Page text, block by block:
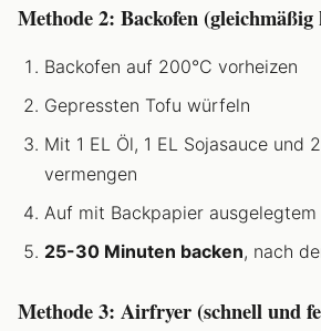
Methode 2: Backofen
Backofen auf 200°C vorheizen
Gepressten Tofu würfeln
Mit 1 EL Öl, 1 EL Sojasauce und
vermengen
Auf mit Backpapier
25-30 Minuten backen, nach
Methode 3: Airfryer (schnell und